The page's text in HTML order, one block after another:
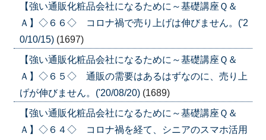
【強い通販化粧品会社になるために～基礎講座Ｑ＆
Ａ】◇６６◇ コロナ禍で売り上げは伸びません。('2
0/10/15) (1697)
【強い通販化粧品会社になるために～基礎講座Ｑ＆
Ａ】◇６５◇ 通販の需要はあるはずなのに、売り上
げが伸びません。('20/08/20) (1689)
【強い通販化粧品会社になるために～基礎講座Ｑ＆
Ａ】◇６４◇ コロナ禍を経て、シニアのスマホ活用